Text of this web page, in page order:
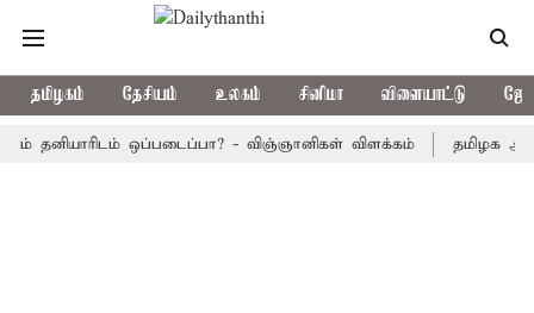
தமிழகம் தேசியம் உலகம் சினிமா விளையாட்டு
ஒப்படைப்பா? - விஞ்ஞானிகள் விளக்கம் தமிழக அரசு